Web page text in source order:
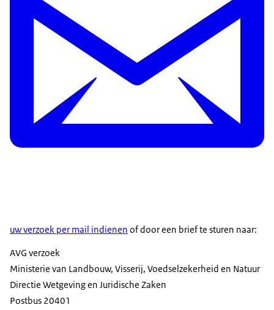
uw verzoek per mail indienen of door een brief te sturen naar:
AVG verzoek
Ministerie van Landbouw, Visserij, Voedselzekerheid en Natuur
Directie Wetgeving en Juridische Zaken
Postbus 20401